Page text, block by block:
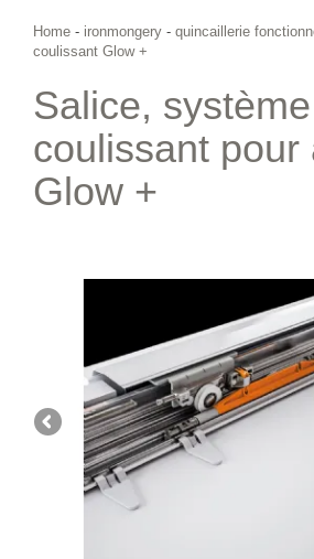
Home - ironmongery - quincaillerie
coulissant Glow +
Salice, système
coulissant pour
Glow +